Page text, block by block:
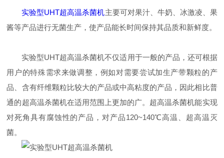
实验型UHT超高温杀菌机主要可对果汁、牛奶、冰激凌、果
酱等产品进行无菌生产，使产品能长时间保持其品质和新鲜度。
实验型UHT超高温杀菌机不仅适用于一般的产品，还可根据
用户的特殊需求来做调整，例如对需要尝试加生产带颗粒的产
品、含有纤维颗粒比较大的产品或中高粘度的产品，因此相比普
通的超高温杀菌机在适用范围上更加的广。超高温杀菌机能实现
对死角具有腐蚀性的产品，对产品120~140℃高温、超高温灭
菌。